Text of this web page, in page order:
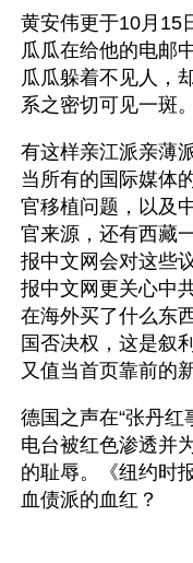
黄安伟更于10月15
瓜瓜在给他的电邮
瓜瓜躲着不见人，
系之密切可见一斑。
有这样亲江派亲薄
当所有的国际媒体
官移植问题，以及
官来源，还有西藏
报中文网会对这些
报中文网更关心中
在海外买了什么东
国否决权，这是叙
又值当首页靠前的
德国之声在“张丹红
电台被红色渗透并
的耻辱。《纽约时